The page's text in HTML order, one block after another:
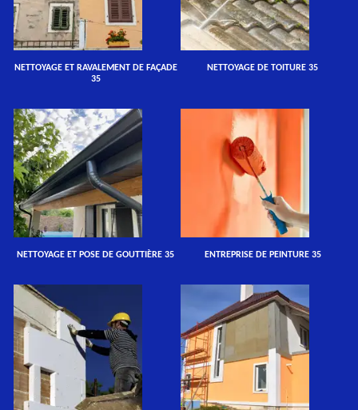
NETTOYAGE ET RAVALEMENT DE FAÇADE
35
NETTOYAGE DE TOITURE 35
NETTOYAGE ET POSE DE GOUTTIÈRE 35 ENTREPRISE DE PEINTURE 35